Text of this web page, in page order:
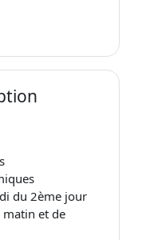
du 2ème jour
matin et de